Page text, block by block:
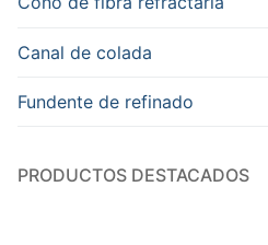
Canal de colada
Fundente de refinado
PRODUCTOS DESTACADOS